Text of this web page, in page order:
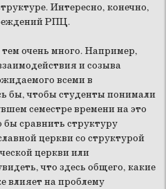
Интересно, конечно,
РПЦ.
очень много. Например,
и созыва
всеми в
бы, чтобы студенты понимали
семестре времени на это
бы сравнить структуру
церкви со структурой
церкви или
что здесь общего, какие
влияет на проблему